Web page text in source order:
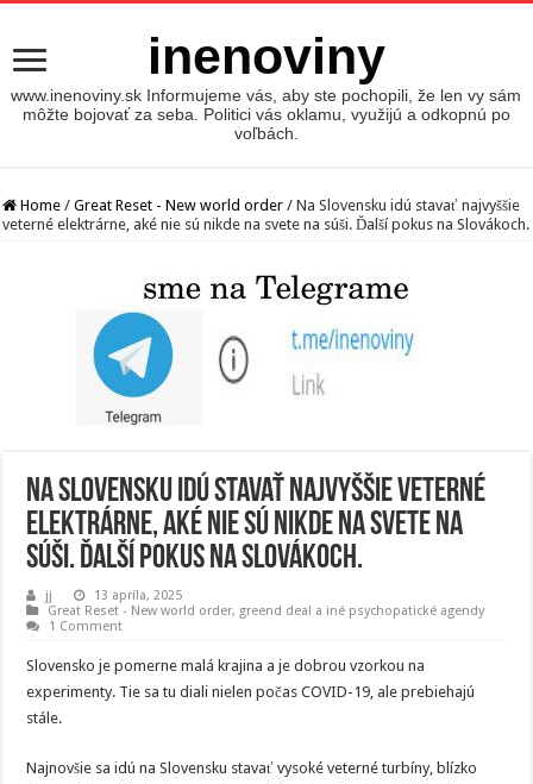
inenoviny
www.inenoviny.sk Informujeme vás, aby ste pochopili, že len vy sám
môžte bojovať za seba. Politici vás oklamu, využijú a odkopnú po
voľbách.
Home / Great Reset - New world order / Na Slovensku idú stavať najvyššie
veterné elektrárne, aké nie sú nikde na svete na súši. Ďalší pokus na Slovákoch.
Na Slovensku idú stavať najvyššie veterné
elektrárne, aké nie sú nikde na svete na
súši. Ďalší pokus na Slovákoch.
jj
13 apríla, 2025
Great Reset - New world order, greend deal a iné psychopatické agendy
1 Comment
Slovensko je pomerne malá krajina a je dobrou vzorkou na
experimenty. Tie sa tu diali nielen počas COVID-19, ale prebiehajú
stále.
Najnovšie sa idú na Slovensku stavať vysoké veterné turbíny, blízko